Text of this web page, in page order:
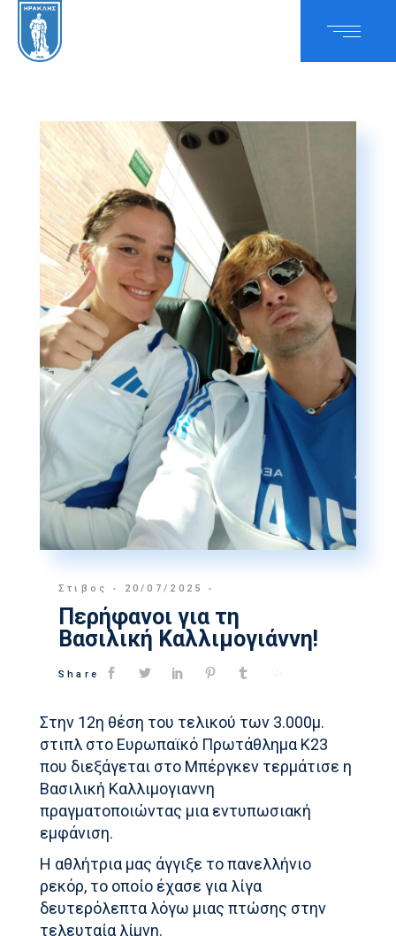
Στιβος 20/07/2025
Περήφανοι για τη
Βασιλική Καλλιμογιάννη!
Share
Στην 12η θέση του τελικού των 3.000μ.
στιπλ στο Ευρωπαϊκό Πρωτάθλημα Κ23
που διεξάγεται στο Μπέργκεν τερμάτισε η
Βασιλική Καλλιμογιαννη
πραγματοποιώντας μια εντυπωσιακή
εμφάνιση.
Η αθλήτρια μας άγγιξε το πανελλήνιο
ρεκόρ, το οποίο έχασε για λίγα
δευτερόλεπτα λόγω μιας πτώσης στην
τελευταία λίμνη.